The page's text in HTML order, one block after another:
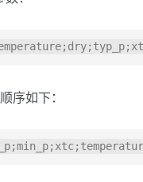
序如下：